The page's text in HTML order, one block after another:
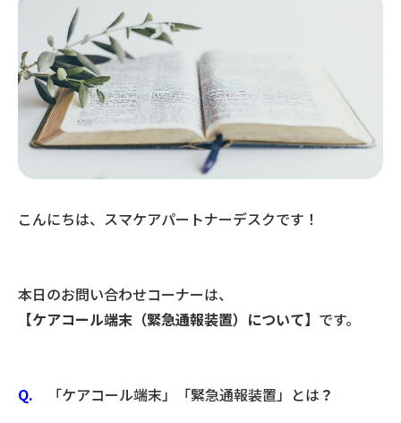
こんにちは、スマケアパートナーデスクです！
本日のお問い合わせコーナーは、
【ケアコール端末（緊急通報装置）について】 です。
Q. 「ケアコール端末」「緊急通報装置」とは ？